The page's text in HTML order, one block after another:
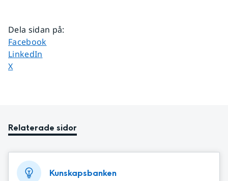
Dela sidan på:
Dela sidan på
Facebook
Dela sidan på
LinkedIn
Dela sidan på
X
Relaterade sidor
Kunskapsbanken